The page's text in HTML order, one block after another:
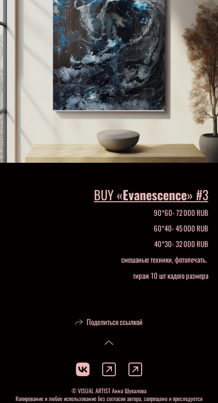
BUY «Evanescence» #3
90*60- 72 000 RUB
60*40- 45 000 RUB
40*30- 32 000 RUB
смешаные техники, фотопечать.
тираж 10 шт кадого размера
Поделиться ссылкой
© VISUAL ARTIST Анна Шувалова
Копирование и любое использование без согласия автора, запрещено и преследуется